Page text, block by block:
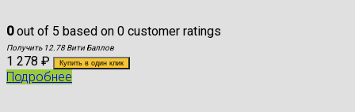
0out of 5 based on 0 customer ratings
Получить 12.78 Вити Баллов
1 278 ₽ Купить в один клик
Подробнее